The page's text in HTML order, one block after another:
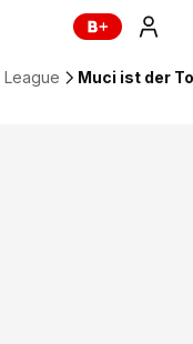
Muci ist der